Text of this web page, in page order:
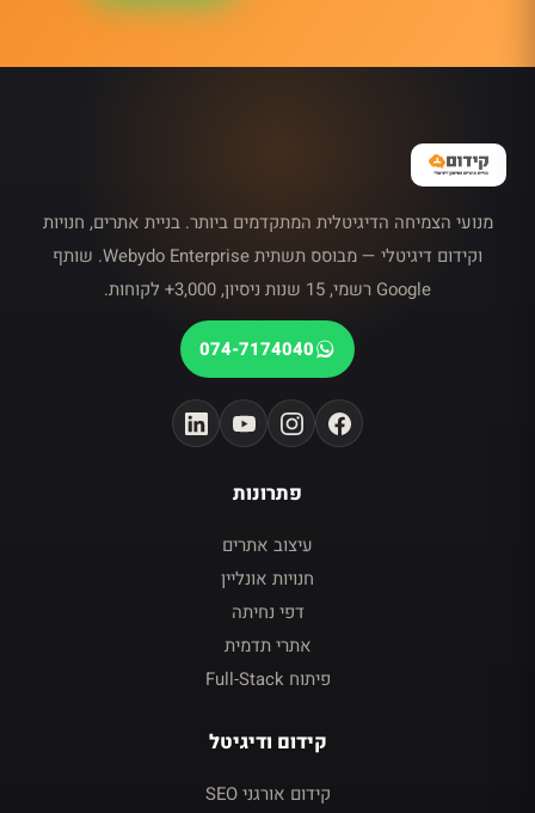
מנועי הצמיחה הדיגיטלית המתקדמים ביותר. בניית אתרים, חנויות
וקידום דיגיטלי — מבוסס תשתית Webydo Enterprise. שותף
Google רשמי, 15 שנות ניסיון, 3,000+ לקוחות.
074-7174040
פתרונות
עיצוב אתרים
חנויות אונליין
דפי נחיתה
אתרי תדמית
פיתוח Full-Stack
קידום ודיגיטל
קידום אורגני SEO